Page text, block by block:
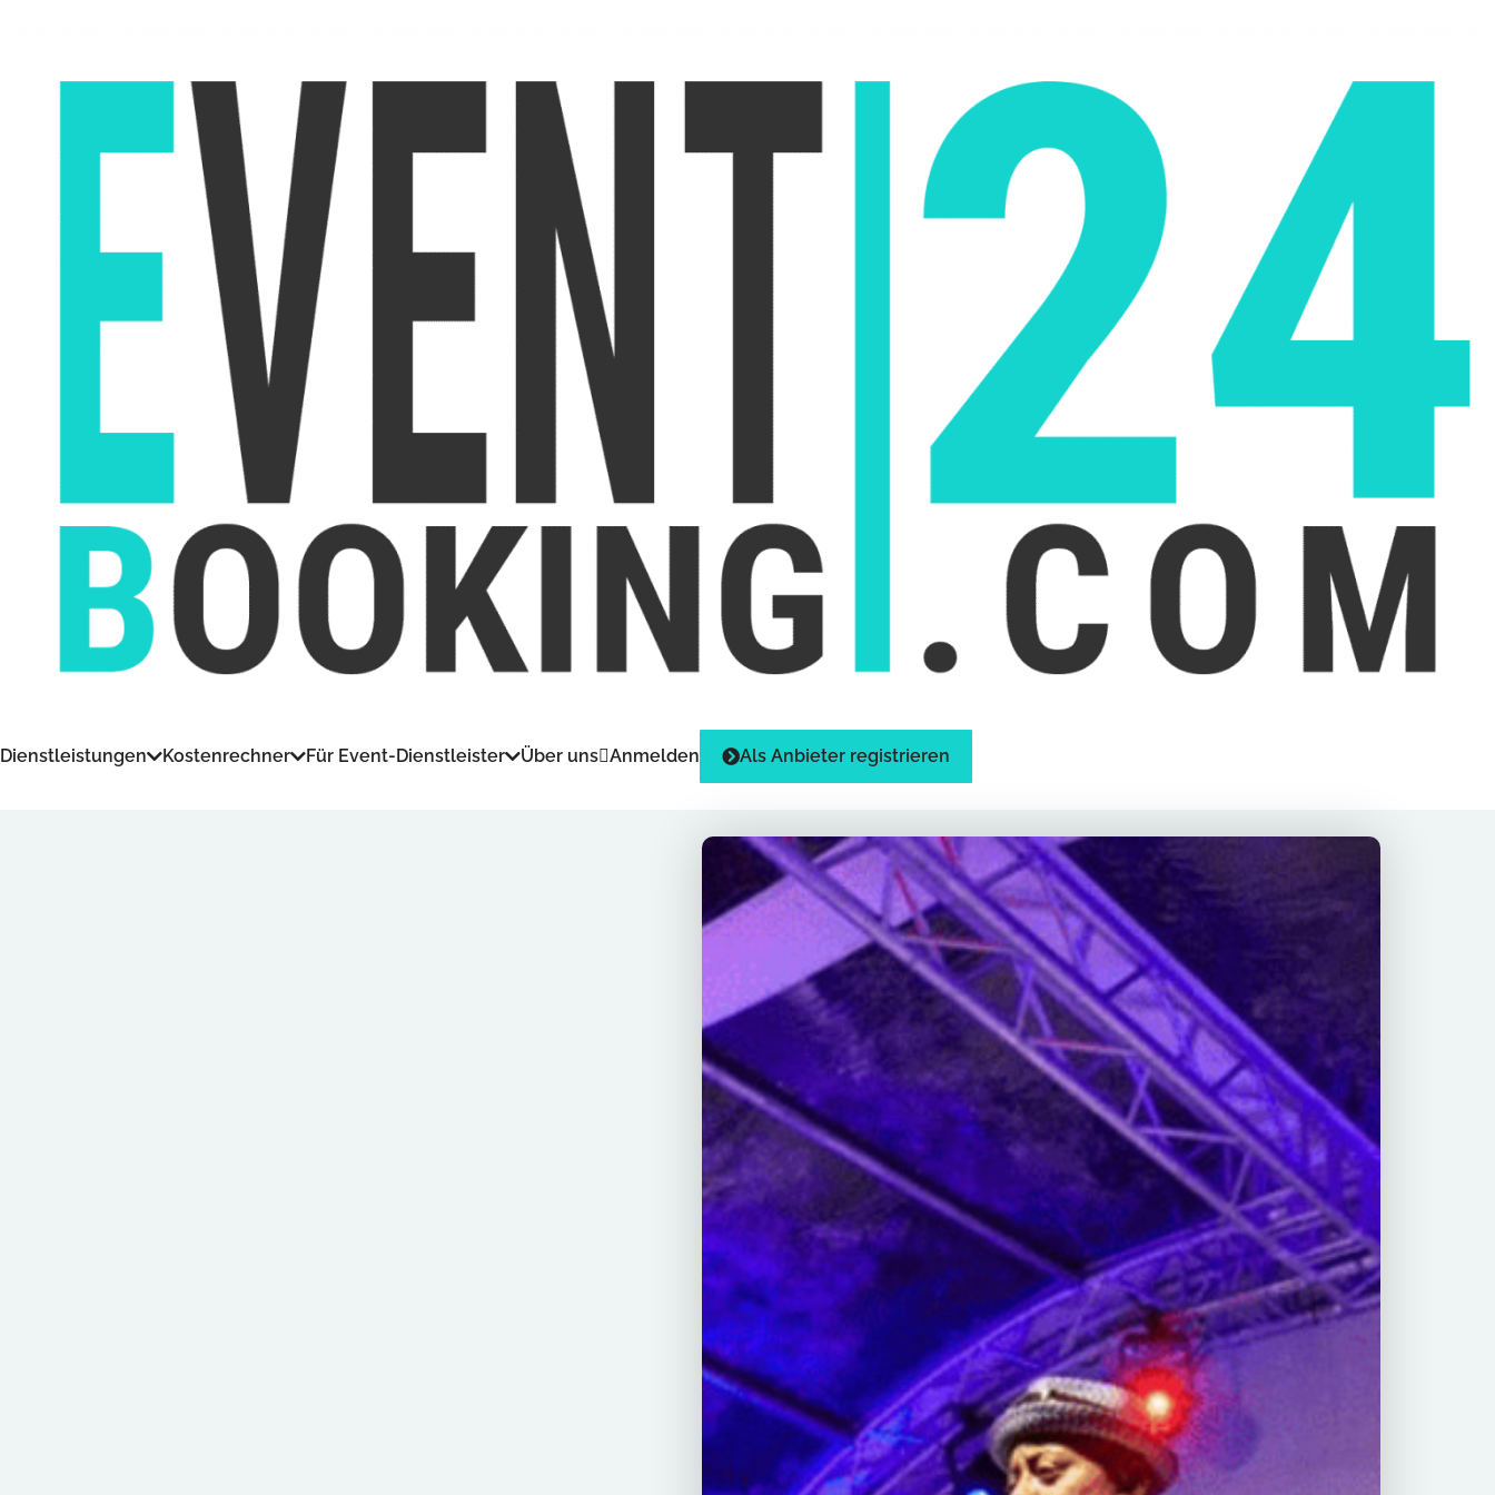
Dienstleistungen Kostenrechner Für Event-Dienstleister Über uns Anmelden Als Anbieter registrieren